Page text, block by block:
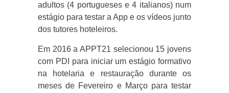
adultos (4 portugueses e 4 italianos) num
estágio para testar a App e os vídeos junto
dos tutores hoteleiros.
Em 2016 a APPT21 selecionou 15 jovens
com PDI para iniciar um estágio formativo
na hotelaria e restauração durante os
meses de Fevereiro e Março para testar